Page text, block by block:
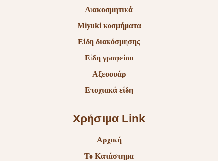
Διακοσμητικά
Miyuki κοσμήματα
Είδη διακόσμησης
Είδη γραφείου
Αξεσουάρ
Εποχιακά είδη
Χρήσιμα Link
Αρχική
Το Κατάστημα